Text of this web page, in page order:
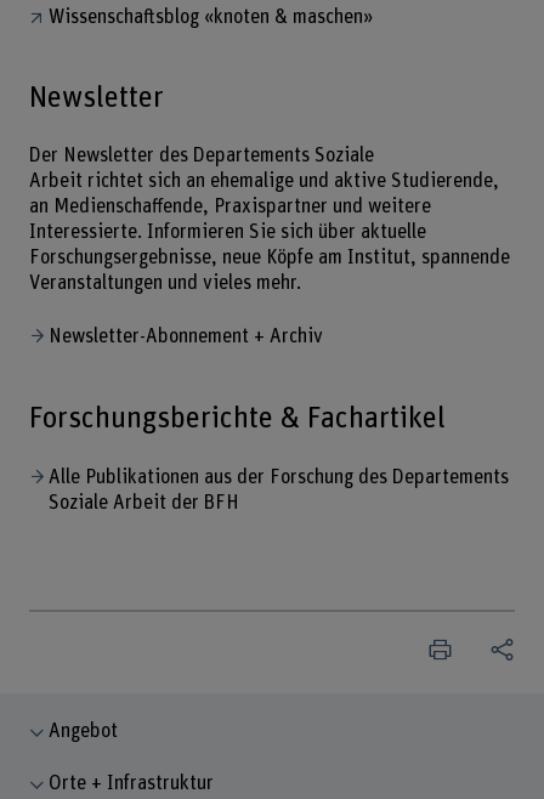
Wissenschaftsblog «knoten & maschen»
Newsletter
Der Newsletter des Departements Soziale
Arbeit richtet sich an ehemalige und aktive Studierende,
an Medienschaffende, Praxispartner und weitere
Interessierte. Informieren Sie sich über aktuelle
Forschungsergebnisse, neue Köpfe am Institut, spannende
Veranstaltungen und vieles mehr.
Newsletter-Abonnement + Archiv
Forschungsberichte & Fachartikel
Alle Publikationen aus der Forschung des Departements
Soziale Arbeit der BFH
Angebot
Orte + Infrastruktur